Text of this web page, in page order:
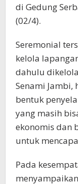
di Gedung
(02/4).
Seremonial
kelola
dahulu
Senami Jambi,
bentuk
yang masih
ekonomis dan
untuk
Pada